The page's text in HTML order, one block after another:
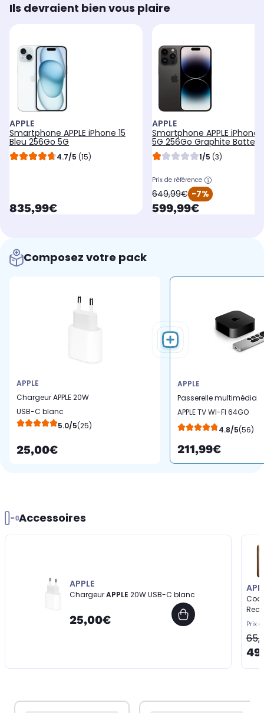
Ils devraient bien vous plaire
APPLE
Smartphone APPLE iPhone 15
Bleu 256Go 5G
4.7/5 (15)
currentPrice
835,99€
APPLE
Smartphone APPLE iPhone
5G 256Go Graphite
Neuve 1/5 (3)
Prix de référence
oldPrice
649,99€ -7%
currentPrice
599,99€
Composez votre pack
APPLE
Chargeur APPLE 20W
USB-C blanc
5.0/5(25)
25,00€
APPLE
Passerelle multimédia
APPLE TV WI-FI 64GO
2022
4.8/5(56)
211,99€
Accessoires
APPLE
ChargeurAPPLE 20W USB-C blanc
25,00€ Prix